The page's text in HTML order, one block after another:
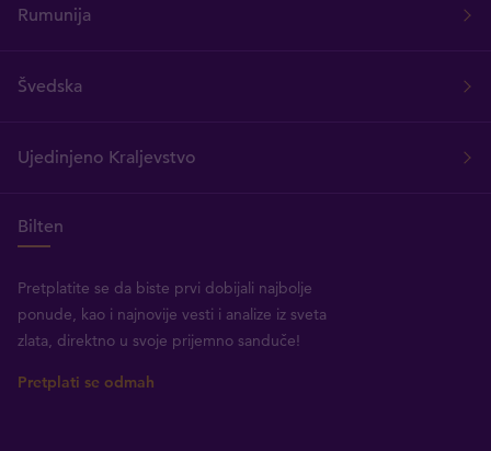
Rumunija
Švedska
Ujedinjeno Kraljevstvo
Bilten
Pretplatite se da biste prvi dobijali najbolje
ponude, kao i najnovije vesti i analize iz sveta
zlata, direktno u svoje prijemno sanduče!
Pretplati se odmah